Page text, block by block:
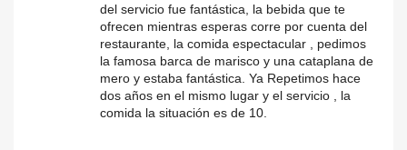
del servicio fue fantástica, la bebida que te
ofrecen mientras esperas corre por cuenta del
restaurante, la comida espectacular , pedimos
la famosa barca de marisco y una cataplana de
mero y estaba fantástica. Ya Repetimos hace
dos años en el mismo lugar y el servicio , la
comida la situación es de 10.